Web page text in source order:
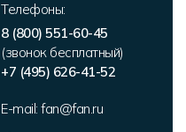
Телефоны:
8 (800) 551-60-45
(звонок бесплатный)
+7 (495) 626-41-52
E-mail: fan@fan.ru